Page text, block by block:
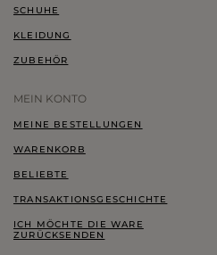
SCHUHE
KLEIDUNG
ZUBEHÖR
MEIN KONTO
MEINE BESTELLUNGEN
WARENKORB
BELIEBTE
TRANSAKTIONSGESCHICHTE
ICH MÖCHTE DIE WARE
ZURÜCKSENDEN